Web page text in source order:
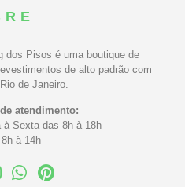
dos Pisos é uma boutique de
de alto padrão com
de Janeiro.
atendimento:
à Sexta das 8h à 18h
à 14h